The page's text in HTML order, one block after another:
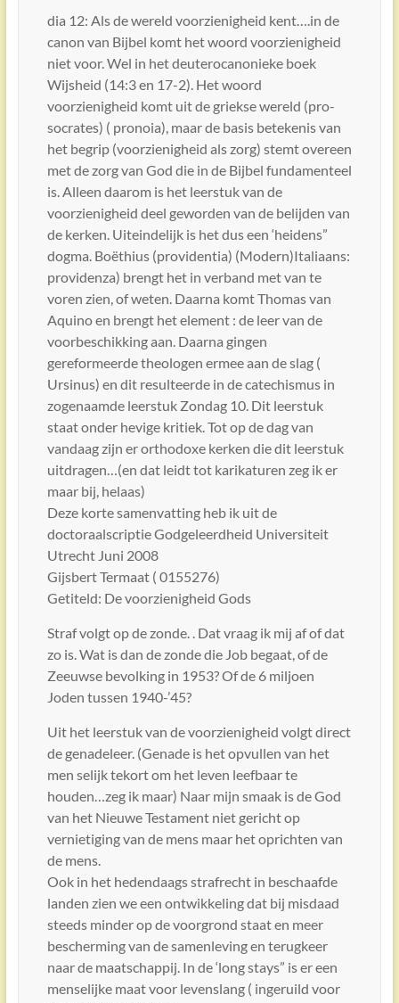
dia 12: Als de wereld voorzienigheid kent….in de
canon van Bijbel komt het woord voorzienigheid
niet voor. Wel in het deuterocanonieke boek
Wijsheid (14:3 en 17-2). Het woord
voorzienigheid komt uit de griekse wereld (pro-
socrates) ( pronoia), maar de basis betekenis van
het begrip (voorzienigheid als zorg) stemt overeen
met de zorg van God die in de Bijbel fundamenteel
is. Alleen daarom is het leerstuk van de
voorzienigheid deel geworden van de belijden van
de kerken. Uiteindelijk is het dus een ‘heidens”
dogma. Boëthius (providentia) (Modern)Italiaans:
providenza) brengt het in verband met van te
voren zien, of weten. Daarna komt Thomas van
Aquino en brengt het element : de leer van de
voorbeschikking aan. Daarna gingen
gereformeerde theologen ermee aan de slag (
Ursinus) en dit resulteerde in de catechismus in
zogenaamde leerstuk Zondag 10. Dit leerstuk
staat onder hevige kritiek. Tot op de dag van
vandaag zijn er orthodoxe kerken die dit leerstuk
uitdragen…(en dat leidt tot karikaturen zeg ik er
maar bij, helaas)
Deze korte samenvatting heb ik uit de
doctoraalscriptie Godgeleerdheid Universiteit
Utrecht Juni 2008
Gijsbert Termaat ( 0155276)
Getiteld: De voorzienigheid Gods
Straf volgt op de zonde. . Dat vraag ik mij af of dat
zo is. Wat is dan de zonde die Job begaat, of de
Zeeuwse bevolking in 1953? Of de 6 miljoen
Joden tussen 1940-’45?
Uit het leerstuk van de voorzienigheid volgt direct
de genadeleer. (Genade is het opvullen van het
men selijk tekort om het leven leefbaar te
houden…zeg ik maar) Naar mijn smaak is de God
van het Nieuwe Testament niet gericht op
vernietiging van de mens maar het oprichten van
de mens.
Ook in het hedendaags strafrecht in beschaafde
landen zien we een ontwikkeling dat bij misdaad
steeds minder op de voorgrond staat en meer
bescherming van de samenleving en terugkeer
naar de maatschappij. In de ‘long stays” is er een
menselijke maat voor levenslang ( ingeruild voor